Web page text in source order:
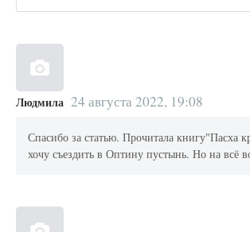
Людмила 24 августа 2022, 19:08
Спасибо за статью. Прочитала книгу"Пасха
хочу съездить в Оптину пустынь. Но на всё